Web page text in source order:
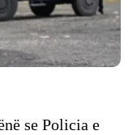
se Policia e